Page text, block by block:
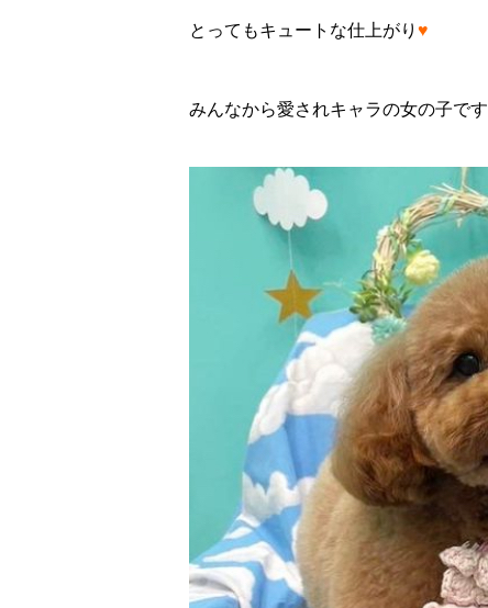
とってもキュートな仕上がり ♥
みんなから愛されキャラの女の子です